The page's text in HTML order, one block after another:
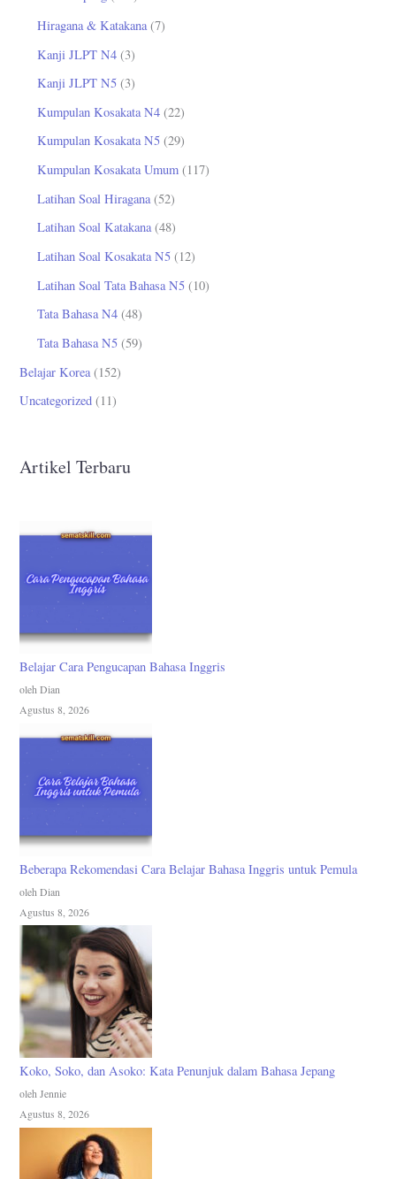
Hiragana & Katakana(7)
Kanji JLPT N4 (3)
Kanji JLPT N5 (3)
Kumpulan Kosakata N4 (22)
Kumpulan Kosakata N5 (29)
Kumpulan Kosakata Umum (117)
Latihan Soal Hiragana (52)
Latihan Soal Katakana(48)
Latihan Soal Kosakata N5 (12)
Latihan Soal Tata Bahasa N5 (10)
Tata Bahasa N4 (48)
Tata Bahasa N5 (59)
Belajar Korea (152)
Uncategorized (11)
Artikel Terbaru
Belajar Cara Pengucapan Bahasa Inggris
oleh Dian
Agustus 8, 2026
Beberapa Rekomendasi Cara Belajar Bahasa Inggris untuk Pemula
oleh Dian
Agustus 8, 2026
Koko, Soko, dan Asoko: Kata Penunjuk dalam Bahasa Jepang
oleh Jennie
Agustus 8, 2026